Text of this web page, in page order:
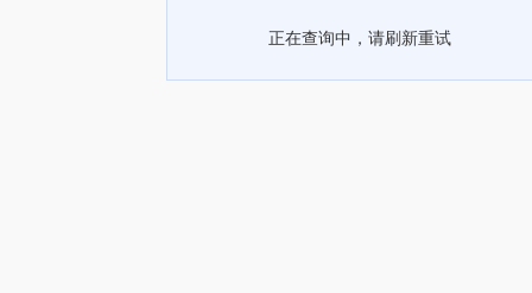
正在查询中，请刷新重试